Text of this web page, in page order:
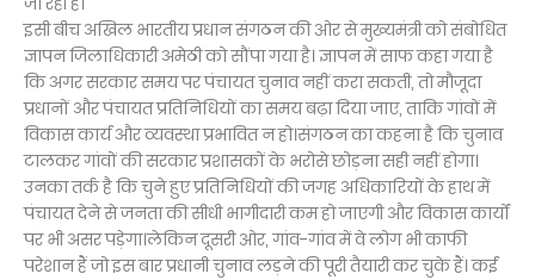
इसी बीच अखिल भारतीय प्रधान संगठन की ओर से मुख्यमंत्री को संबोधित
ज्ञापन जिलाधिकारी अमेठी को सौंपा गया है। ज्ञापन में साफ कहा गया है
कि अगर सरकार समय पर पंचायत चुनाव नहीं करा सकती, तो मौजूदा
प्रधानों और पंचायत प्रतिनिधियों का समय बढ़ा दिया जाए, ताकि गांवों में
विकास कार्य और व्यवस्था प्रभावित न हो।संगठन का कहना है कि चुनाव
टालकर गांवों की सरकार प्रशासकों के भरोसे छोड़ना सही नहीं होगा।
उनका तर्क है कि चुने हुए प्रतिनिधियों की जगह अधिकारियों के हाथ में
पंचायत देने से जनता की सीधी भागीदारी कम हो जाएगी और विकास कार्यों
पर भी असर पड़ेगा।लेकिन दूसरी ओर, गांव-गांव में वे लोग भी काफी
परेशान हैं जो इस बार प्रधानी चुनाव लड़ने की पूरी तैयारी कर चुके हैं। कई